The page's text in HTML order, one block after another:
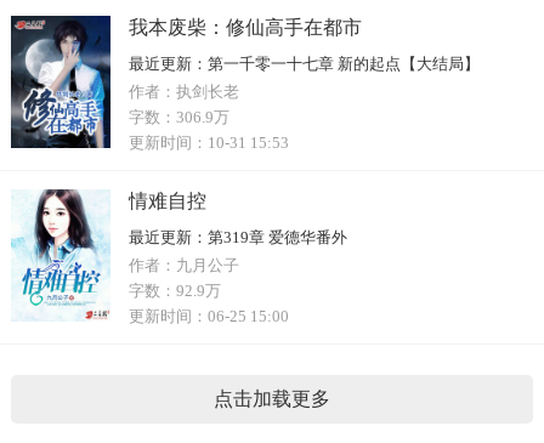
我本废柴：修仙高手在都市
最近更新： 第一千零一十七章 新的起点【大结局】
作者： 执剑长老
字数： 306.9万
更新时间： 10-31 15:53
情难自控
最近更新： 第319章 爱德华番外
作者： 九月公子
字数： 92.9万
更新时间： 06-25 15:00
点击加载更多